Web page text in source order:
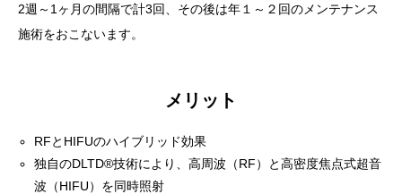
2週～1ヶ月の間隔で計3回、その後は年１～２回のメンテナンス
施術をおこないます。
メリット
RFとHIFUのハイブリッド効果
独自のDLTD®技術により、高周波（RF）と高密度焦点式超音
波（HIFU）を同時照射